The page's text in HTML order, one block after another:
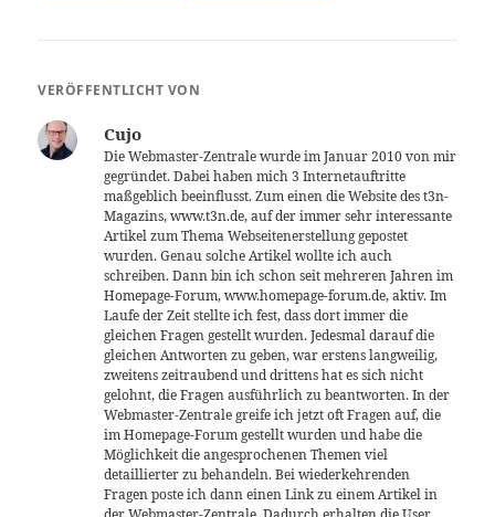
VERÖFFENTLICHT VON
Cujo
Die Webmaster-Zentrale wurde im Januar 2010 von mir
gegründet. Dabei haben mich 3 Internetauftritte
maßgeblich beeinflusst. Zum einen die Website des t3n-
Magazins, www.t3n.de, auf der immer sehr interessante
Artikel zum Thema Webseitenerstellung gepostet
wurden. Genau solche Artikel wollte ich auch
schreiben. Dann bin ich schon seit mehreren Jahren im
Homepage-Forum, www.homepage-forum.de, aktiv. Im
Laufe der Zeit stellte ich fest, dass dort immer die
gleichen Fragen gestellt wurden. Jedesmal darauf die
gleichen Antworten zu geben, war erstens langweilig,
zweitens zeitraubend und drittens hat es sich nicht
gelohnt, die Fragen ausführlich zu beantworten. In der
Webmaster-Zentrale greife ich jetzt oft Fragen auf, die
im Homepage-Forum gestellt wurden und habe die
Möglichkeit die angesprochenen Themen viel
detaillierter zu behandeln. Bei wiederkehrenden
Fragen poste ich dann einen Link zu einem Artikel in